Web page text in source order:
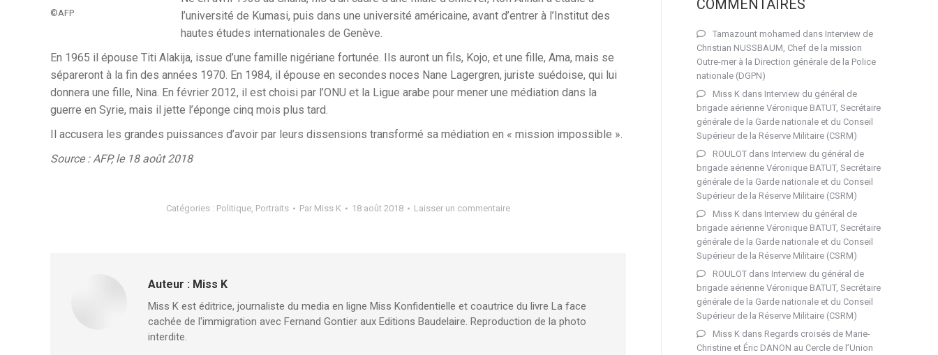
©AFP
l’université de Kumasi, puis dans une université américaine, avant d’entrer à l’Institut des
hautes études internationales de Genève.
En 1965 il épouse Titi Alakija, issue d’une famille nigériane fortunée. Ils auront un fils, Kojo, et une fille, Ama, mais se
sépareront à la fin des années 1970. En 1984, il épouse en secondes noces Nane Lagergren, juriste suédoise, qui lui
donnera une fille, Nina. En février 2012, il est choisi par l’ONU et la Ligue arabe pour mener une médiation dans la
guerre en Syrie, mais il jette l’éponge cinq mois plus tard.
Il accusera les grandes puissances d’avoir par leurs dissensions transformé sa médiation en « mission impossible ».
Source : AFP, le 18 août 2018
Catégories : Politique, Portraits Par Miss K 18 août 2018 Laisser un commentaire
Auteur : Miss K
Miss K est éditrice, journaliste du media en ligne Miss Konfidentielle et coautrice du livre La face
cachée de l'immigration avec Fernand Gontier aux Editions Baudelaire. Reproduction de la photo
interdite.
COMMENTAIRES
Tamazount mohamed dans Interview de
Christian NUSSBAUM, Chef de la mission
Outre-mer à la Direction générale de la Police
nationale (DGPN)
Miss K dans Interview du général de
brigade aérienne Véronique BATUT, Secrétaire
générale de la Garde nationale et du Conseil
Supérieur de la Réserve Militaire (CSRM)
ROULOT dans Interview du général de
brigade aérienne Véronique BATUT, Secrétaire
générale de la Garde nationale et du Conseil
Supérieur de la Réserve Militaire (CSRM)
Miss K dans Interview du général de
brigade aérienne Véronique BATUT, Secrétaire
générale de la Garde nationale et du Conseil
Supérieur de la Réserve Militaire (CSRM)
ROULOT dans Interview du général de
brigade aérienne Véronique BATUT, Secrétaire
générale de la Garde nationale et du Conseil
Supérieur de la Réserve Militaire (CSRM)
Miss K dans Regards croisés de Marie-
Christine et Éric DANON au Cercle de l’Union